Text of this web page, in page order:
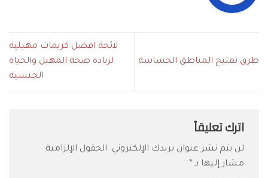
طرق تفتيح المناطق الحساسة
لائحة افضل كريمات مهبلية
لزيادة صحة المهبل والحياة
الجنسية
اترك تعليقاً
لن يتم نشر عنوان بريدك الإلكتروني. الحقول الإلزامية
مشار إليها بـ *